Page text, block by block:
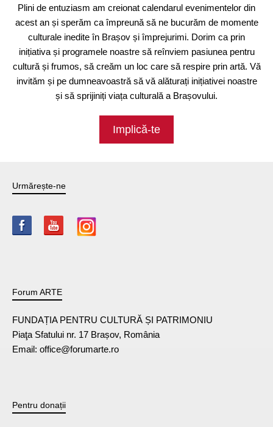
Plini de entuziasm am creionat calendarul evenimentelor din
acest an și sperăm ca împreună să ne bucurăm de momente
culturale inedite în Brașov și împrejurimi. Dorim ca prin
inițiativa și programele noastre să reînviem pasiunea pentru
cultură și frumos, să creăm un loc care să respire prin artă. Vă
invităm și pe dumneavoastră să vă alăturați inițiativei noastre
și să sprijiniți viața culturală a Brașovului.
Implică-te
Urmărește-ne
Forum ARTE
FUNDAȚIA PENTRU CULTURĂ ȘI PATRIMONIU
Piaţa Sfatului nr. 17 Brașov, România
Email: office@forumarte.ro
Pentru donații